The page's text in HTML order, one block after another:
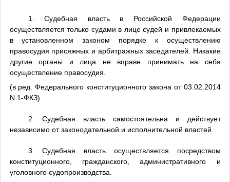
1. Судебная власть в Российской Федерации
осуществляется только судами в лице судей и привлекаемых
в установленном законом порядке к осуществлению
правосудия присяжных и арбитражных заседателей. Никакие
другие органы и лица не вправе принимать на себя
осуществление правосудия.
(в ред. Федерального конституционного закона от 03.02.2014
N 1-ФКЗ)
2. Судебная власть самостоятельна и действует
независимо от законодательной и исполнительной властей.
3. Судебная власть осуществляется посредством
конституционного, гражданского, административного и
уголовного судопроизводства.